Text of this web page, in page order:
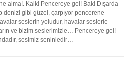
alma!. Kalk! Pencereye gel! Bak! Dışarda
denizi gibi güzel, çarpıyor pencerene
seslerin yoludur, havalar seslerle
ve bizim seslerimizle… Pencereye gel!
sesimiz seninledir…